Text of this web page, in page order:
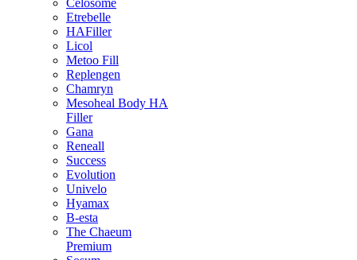
Celosome
Etrebelle
HAFiller
Licol
Metoo Fill
Replengen
Chamryn
Mesoheal Body HA
Filler
Gana
Reneall
Success
Evolution
Univelo
Hyamax
B-esta
The Chaeum
Premium